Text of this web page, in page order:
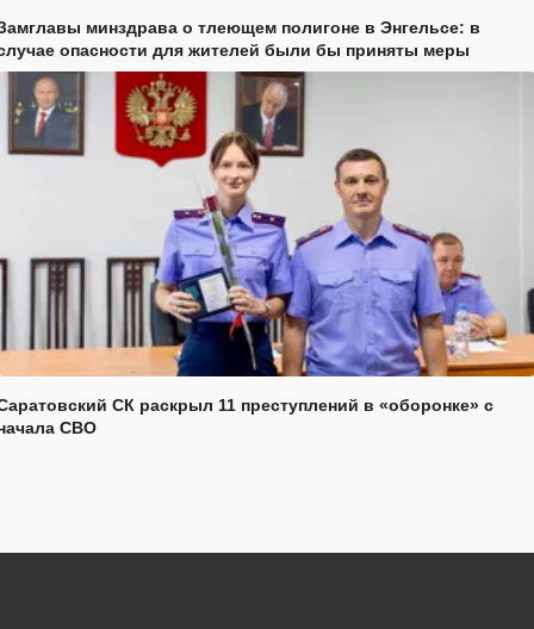
минздрава о тлеющем полигоне в Энгельсе: в
опасности для жителей были бы приняты меры
СК раскрыл 11 преступлений в «оборонке» с
СВО